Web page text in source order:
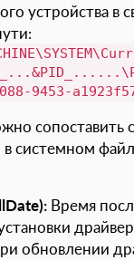
устройства в
9453-
сопоставить с
системном
Время
обновлении